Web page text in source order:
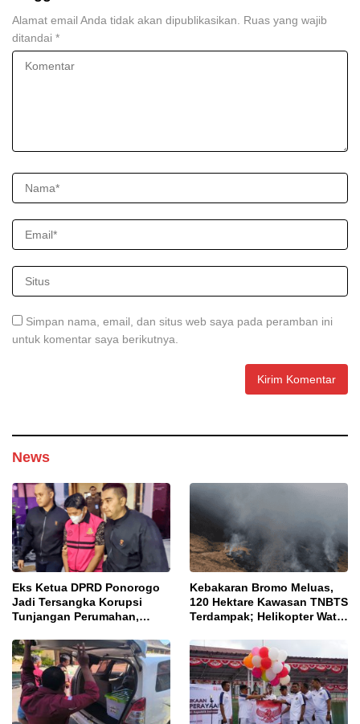
Alamat email Anda tidak akan dipublikasikan. Ruas yang wajib
ditandai *
Simpan nama, email, dan situs web saya pada peramban ini
untuk komentar saya berikutnya.
News
Eks Ketua DPRD Ponorogo
Jadi Tersangka Korupsi
Tunjangan Perumahan,
Intervensi Kajian KJPP
Kebakaran Bromo Meluas,
120 Hektare Kawasan TNBTS
Terdampak; Helikopter Water